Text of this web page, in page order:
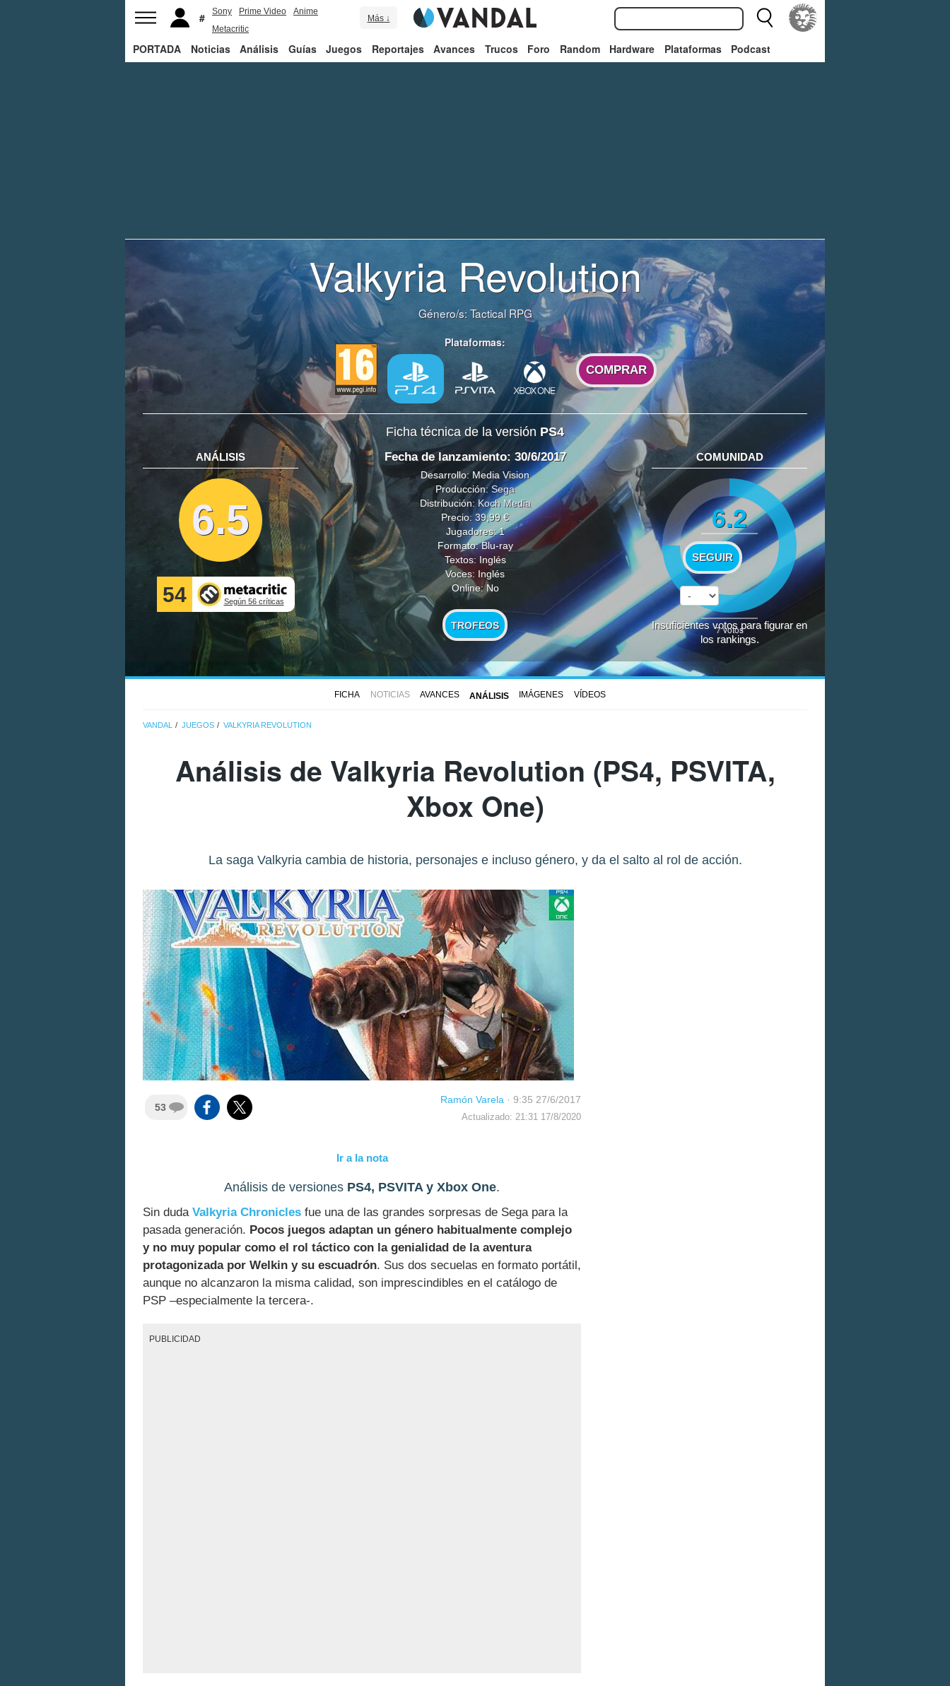
Sony Prime Video
Anime
Metacritic
Más ↓
PORTADA Noticias Análisis Guías Juegos Reportajes Avances Trucos Foro Random Hardware Plataformas Podcast
Valkyria Revolution
Género/s:Tactical RPG
Plataformas:
COMPRAR
Ficha técnica de la versión PS4
ANÁLISIS
6.5
54 Según 56 críticas
Fecha de lanzamiento: 30/6/2017
Desarrollo: Media Vision
Producción:Sega
Distribución:Koch Media
Precio: 39,99 €
Jugadores: 1
Formato: Blu-ray
Textos: Inglés
Voces: Inglés
Online: No
TROFEOS
COMUNIDAD
6.2
SEGUIR
7votos
Insuficientes votos para figurar en
los rankings.
FICHA NOTICIAS AVANCES ANÁLISIS IMÁGENES VÍDEOS
VANDAL JUEGOS VALKYRIA REVOLUTION
Análisis de Valkyria Revolution (PS4, PSVITA,
Xbox One)
La saga Valkyria cambia de historia, personajes e incluso género, y da el salto al rol de acción.
53
Ramón Varela · 9:35 27/6/2017
Actualizado: 21:31 17/8/2020
Ir a la nota
Análisis de versiones PS4, PSVITA y Xbox One.
Sin duda Valkyria Chronicles fue una de las grandes sorpresas de Sega para la
pasada generación. Pocos juegos adaptan un género habitualmente complejo
y no muy popular como el rol táctico con la genialidad de la aventura
protagonizada por Welkin y su escuadrón. Sus dos secuelas en formato portátil,
aunque no alcanzaron la misma calidad, son imprescindibles en el catálogo de
PSP –especialmente la tercera-.
PUBLICIDAD